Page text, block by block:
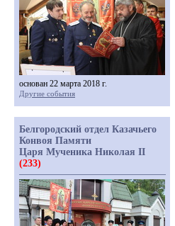
основан 22 марта 2018 г.
Другие события
Белгородский отдел Казачьего
Конвоя Памяти
Царя Мученика Николая II
(233)